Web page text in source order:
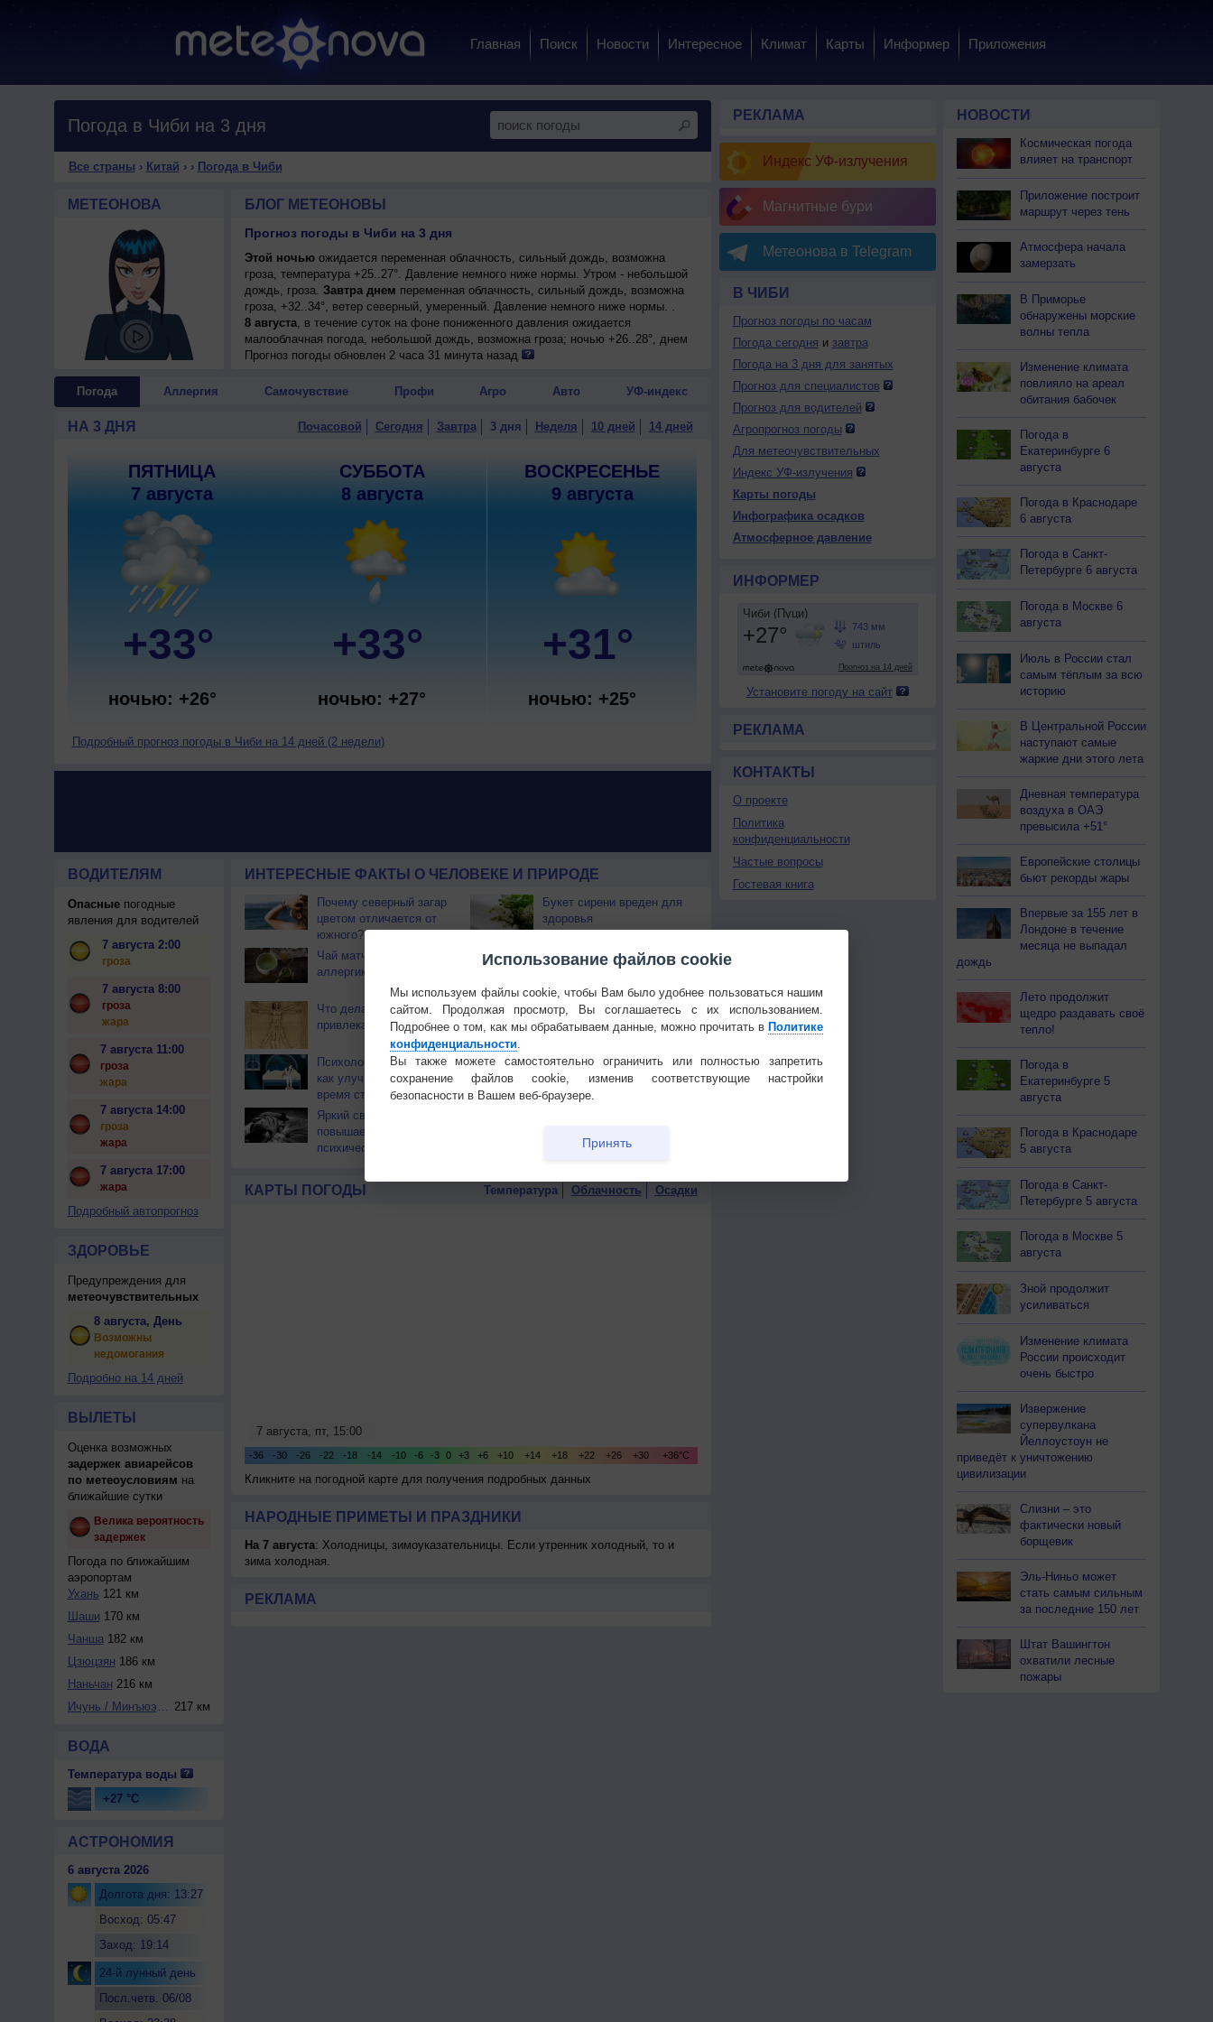
Главная Поиск Новости Интересное Климат Карты Информер Приложения
Погода в Чиби на 3 дня
Все страны › Китай › › Погода в Чиби
МЕТЕОНОВА БЛОГ МЕТЕОНОВЫ
Прогноз погоды в Чиби на 3 дня
Этой ночьюожидается переменная облачность, сильный дождь, возможна
гроза, температура +25..27°. Давление немного ниже нормы. Утром - небольшой
дождь, гроза. Завтра днем переменная облачность, сильный дождь, возможна
гроза, +32..34°, ветер северный, умеренный. Давление немного ниже нормы. .
8 августа, в течение суток на фоне пониженного давления ожидается
малооблачная погода, небольшой дождь, возможна гроза; ночью +26..28°, днем
+32..34°, ветер северо-восточный, умеренный.
Прогноз погоды обновлен 2 часа 31 минута назад
Погода Аллергия Самочувствие Профи Агро Авто УФ-индекс
НА 3 ДНЯ Почасовой Сегодня Завтра 3 дня Неделя 10 дней 14 дней
ПЯТНИЦА
7 августа
+33°
ночью: +26°
СУББОТА
8 августа
+33°
ночью: +27°
ВОСКРЕСЕНЬЕ
9 августа
+31°
ночью: +25°
Подробный прогноз погоды в Чиби на 14 дней (2 недели)
ВОДИТЕЛЯМ
Опасныепогодные
явления для водителей
7 августа 2:00
гроза
7 августа 8:00
гроза
жара
7 августа 11:00
гроза
жара
7 августа 14:00
гроза
жара
7 августа 17:00
жара
Подробный автопрогноз
ЗДОРОВЬЕ
Предупреждения для
метеочувствительных
8 августа, День
Возможны
недомогания
Подробно на 14 дней
ВЫЛЕТЫ
Оценка возможных
задержек авиарейсов
по метеоусловиям на
ближайшие сутки
Велика вероятность
задержек
Погода по ближайшим
аэропортам
Ухань 121 км
Шаши 170 км
Чанша182 км
Цзюцзян 186 км
Наньчан 216 км
Ичунь / Минъюэшан 217 км
ВОДА
Температура воды
+27 °C
АСТРОНОМИЯ
6 августа 2026
Долгота дня: 13:27
Восход: 05:47
Заход: 19:14
24-й лунный день
Посл.четв. 06/08
ИНТЕРЕСНЫЕ ФАКТЫ О ЧЕЛОВЕКЕ И ПРИРОДЕ
Почему северный загар
цветом отличается от
южного?
Букет сирени вреден для
здоровья
Чай матча может помочь
аллергикам
Привычки, которые Вас
Что делает мужчину
привлекательным?
Как снизить давление без
лекарств
Психологи подсказали
как улучшить сон во
время стресса
Лекарство от старости
Яркий свет ночью
повышает риск
психических расстройств
КАРТЫ ПОГОДЫ Температура Облачность Осадки
Кликните на погодной карте для получения подробных данных
НАРОДНЫЕ ПРИМЕТЫ И ПРАЗДНИКИ
На 7 августа: Холодницы, зимоуказательницы. Если утренник холодный, то и
зима холодная.
РЕКЛАМА
РЕКЛАМА
Индекс УФ-излучения
Магнитные бури
Метеонова в Telegram
В ЧИБИ
Прогноз погоды по часам
Погода сегодня и завтра
Погода на 3 дня для занятых
Прогноз для специалистов
Прогноз для водителей
Агропрогноз погоды
Для метеочувствительных
Индекс УФ-излучения
Карты погоды
Инфографика осадков
Атмосферное давление
ИНФОРМЕР
Установите погоду на сайт
РЕКЛАМА
КОНТАКТЫ
О проекте
Политика
конфиденциальности
Частые вопросы
Гостевая книга
НОВОСТИ
Космическая погода
влияет на транспорт
Приложение построит
маршрут через тень
Атмосфера начала
замерзать
В Приморье
обнаружены морские
волны тепла
Изменение климата
повлияло на ареал
обитания бабочек
Погода в
Екатеринбурге 6
августа
Погода в Краснодаре
6 августа
Погода в Санкт-
Петербурге 6 августа
Погода в Москве 6
августа
Июль в России стал
самым тёплым за всю
историю
В Центральной России
наступают самые
жаркие дни этого лета
Дневная температура
воздуха в ОАЭ
превысила +51°
Европейские столицы
бьют рекорды жары
Впервые за 155 лет в
Лондоне в течение
месяца не выпадал
дождь
Лето продолжит
щедро раздавать своё
тепло!
Погода в
Екатеринбурге 5
августа
Погода в Краснодаре
5 августа
Погода в Санкт-
Петербурге 5 августа
Погода в Москве 5
августа
Зной продолжит
усиливаться
Изменение климата
России происходит
очень быстро
Извержение
супервулкана
Йеллоустоун не
приведёт к уничтожению
цивилизации
Слизни – это
фактически новый
борщевик
Эль-Ниньо может
стать самым сильным
за последние 150 лет
Штат Вашингтон
охватили лесные
пожары
Использование файлов cookie
Мы используем файлы cookie, чтобы Вам было удобнее пользоваться нашим
сайтом. Продолжая просмотр, Вы соглашаетесь с их использованием.
Подробнее о том, как мы обрабатываем данные, можно прочитать в Политике
конфиденциальности.
Вы также можете самостоятельно ограничить или полностью запретить
сохранение файлов cookie, изменив соответствующие настройки
безопасности в Вашем веб-браузере.
Принять